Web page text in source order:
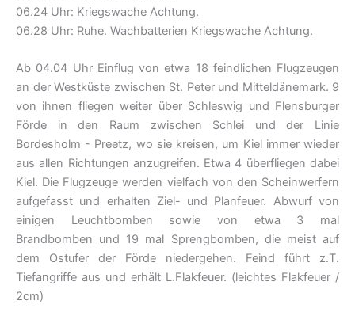
06.24 Uhr: Kriegswache Achtung.
06.28 Uhr: Ruhe. Wachbatterien Kriegswache Achtung.
Ab 04.04 Uhr Einflug von etwa 18 feindlichen Flugzeugen
an der Westküste zwischen St. Peter und Mitteldänemark. 9
von ihnen fliegen weiter über Schleswig und Flensburger
Förde in den Raum zwischen Schlei und der Linie
Bordesholm - Preetz, wo sie kreisen, um Kiel immer wieder
aus allen Richtungen anzugreifen. Etwa 4 überfliegen dabei
Kiel. Die Flugzeuge werden vielfach von den Scheinwerfern
aufgefasst und erhalten Ziel- und Planfeuer. Abwurf von
einigen Leuchtbomben sowie von etwa 3 mal
Brandbomben und 19 mal Sprengbomben, die meist auf
dem Ostufer der Förde niedergehen. Feind führt z.T.
Tiefangriffe aus und erhält L.Flakfeuer. (leichtes Flakfeuer /
2cm)